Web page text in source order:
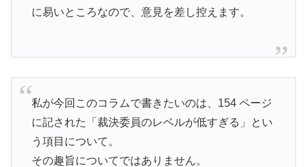
に易いところなので、意見を差し控えます。
私が今回このコラムで書きたいのは、154 ページ
に記された「裁決委員のレベルが低すぎる」とい
う項目について。
その趣旨についてではありません。